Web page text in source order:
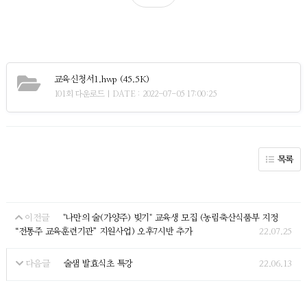
교육신청서1.hwp (45.5K)
101회 다운로드 | DATE : 2022-07-05 17:00:25
목록
이전글
"나만의 술(가양주) 빚기" 교육생 모집 (농림축산식품부 지정
“전통주 교육훈련기관” 지원사업) 오후7시반 추가
22.07.25
다음글 술샘 발효식초 특강 22.06.13